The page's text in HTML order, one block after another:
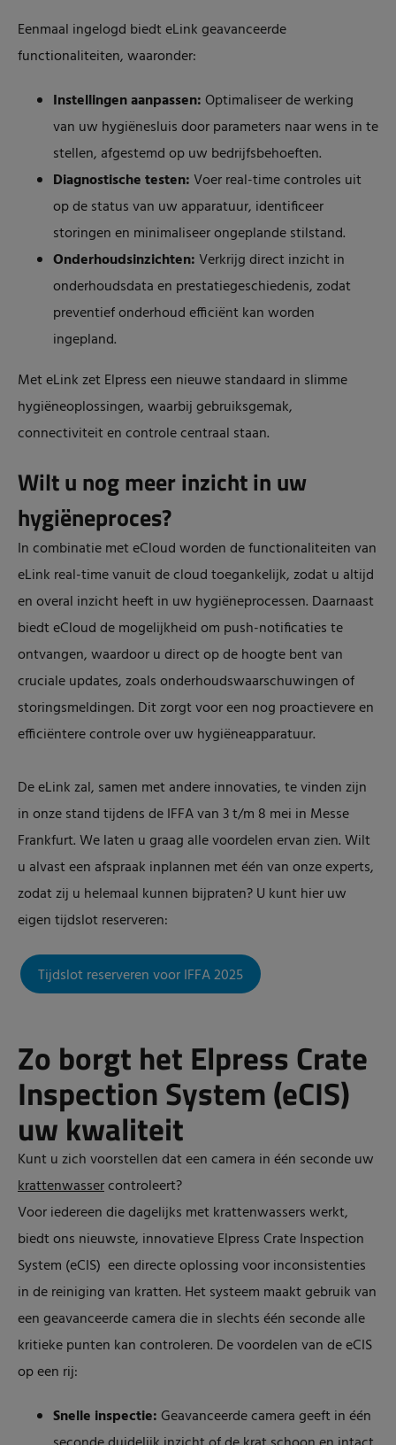
Eenmaal ingelogd biedt eLink geavanceerde
functionaliteiten, waaronder:
Instellingen aanpassen:Optimaliseer de werking
van uw hygiënesluis door parameters naar wens in te
stellen, afgestemd op uw bedrijfsbehoeften.
Diagnostische testen:Voer real-time controles uit
op de status van uw apparatuur, identificeer
storingen en minimaliseer ongeplande stilstand.
Onderhoudsinzichten:Verkrijg direct inzicht in
onderhoudsdata en prestatiegeschiedenis, zodat
preventief onderhoud efficiënt kan worden
ingepland.
Met eLink zet Elpress een nieuwe standaard in slimme
hygiëneoplossingen, waarbij gebruiksgemak,
connectiviteit en controle centraal staan.
Wilt u nog meer inzicht in uw
hygiëneproces?
In combinatie met eCloud worden de functionaliteiten van
eLink real-time vanuit de cloud toegankelijk, zodat u altijd
en overal inzicht heeft in uw hygiëneprocessen. Daarnaast
biedt eCloud de mogelijkheid om push-notificaties te
ontvangen, waardoor u direct op de hoogte bent van
cruciale updates, zoals onderhoudswaarschuwingen of
storingsmeldingen. Dit zorgt voor een nog proactievere en
efficiëntere controle over uw hygiëneapparatuur.
De eLink zal, samen met andere innovaties, te vinden zijn
in onze stand tijdens de IFFA van 3 t/m 8 mei in Messe
Frankfurt. We laten u graag alle voordelen ervan zien. Wilt
u alvast een afspraak inplannen met één van onze experts,
zodat zij u helemaal kunnen bijpraten? U kunt hier uw
eigen tijdslot reserveren:
Tijdslot reserveren voor IFFA 2025
Zo borgt het Elpress Crate
Inspection System (eCIS)
uw kwaliteit
Kunt u zich voorstellen dat een camera in één seconde uw
krattenwassercontroleert?
Voor iedereen die dagelijks met krattenwassers werkt,
biedt ons nieuwste, innovatieve Elpress Crate Inspection
System (eCIS) een directe oplossing voor inconsistenties
in de reiniging van kratten. Het systeem maakt gebruik van
een geavanceerde camera die in slechts één seconde alle
kritieke punten kan controleren. De voordelen van de eCIS
op een rij:
Snelle inspectie:Geavanceerde camera geeft in één